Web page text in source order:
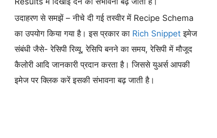
उदाहरण से समझें – नीचे दी गई तस्वीर में Recipe Schema
का उपयोग किया गया है। इस प्रकार का Rich Snippetइमेज
संबंधी जैसे- रेसिपी रिव्यू, रेसिपि बनने का समय, रेसिपी में मौजूद
कैलोरी आदि जानकारी प्रदान करता है। जिससे युअर्स आपकी
इमेज पर क्लिक करें इसकी संभावना बढ़ जाती है।